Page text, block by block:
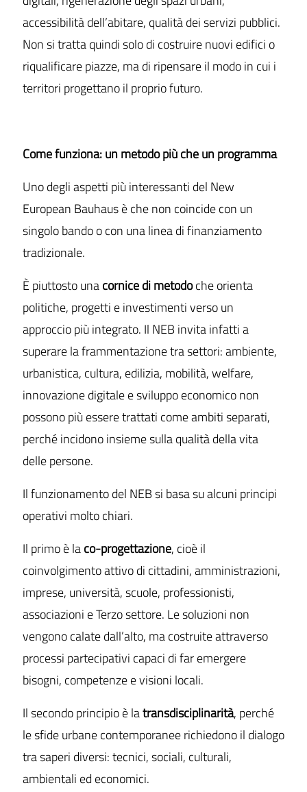
accessibilità dell’abitare, qualità dei servizi pubblici.
Non si tratta quindi solo di costruire nuovi edifici o
riqualificare piazze, ma di ripensare il modo in cui i
territori progettano il proprio futuro.
Come funziona: un metodo più che un programma
Uno degli aspetti più interessanti del New
European Bauhaus è che non coincide con un
singolo bando o con una linea di finanziamento
tradizionale.
È piuttosto unacornice di metodoche orienta
politiche, progetti e investimenti verso un
approccio più integrato. Il NEB invita infatti a
superare la frammentazione tra settori: ambiente,
urbanistica, cultura, edilizia, mobilità, welfare,
innovazione digitale e sviluppo economico non
possono più essere trattati come ambiti separati,
perché incidono insieme sulla qualità della vita
delle persone.
Il funzionamento del NEB si basa su alcuni principi
operativi molto chiari.
Il primo è laco-progettazione, cioè il
coinvolgimento attivo di cittadini, amministrazioni,
imprese, università, scuole, professionisti,
associazioni e Terzo settore. Le soluzioni non
vengono calate dall’alto, ma costruite attraverso
processi partecipativi capaci di far emergere
bisogni, competenze e visioni locali.
Il secondo principio è latransdisciplinarità, perché
le sfide urbane contemporanee richiedono il dialogo
tra saperi diversi: tecnici, sociali, culturali,
ambientali ed economici.